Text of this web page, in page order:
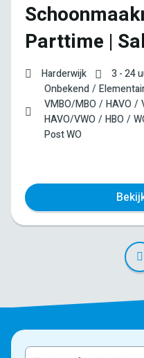
Parttime |
Harderwijk 3 - 24
Onbekend
VMBO/MBO
HAVO
HAVO/VWO
HBO
Post WO